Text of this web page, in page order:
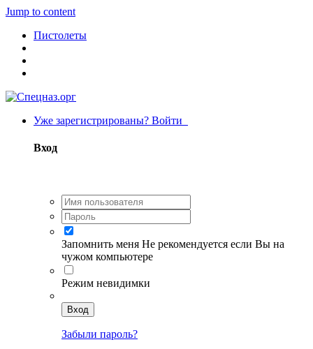
Jump to content
Пистолеты
Уже зарегистрированы? Войти
Вход
Запомнить меня Не рекомендуется если Вы на
чужом компьютере
Режим невидимки
Вход
Забыли пароль?